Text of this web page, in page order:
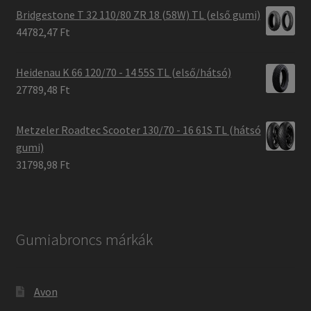
Bridgestone T 32 110/80 ZR 18 (58W) TL (első gumi)
44782,47 Ft
Heidenau K 66 120/70 - 14 55S TL (első/hátsó)
27789,48 Ft
Metzeler Roadtec Scooter 130/70 - 16 61S TL (hátsó
gumi)
31798,98 Ft
Gumiabroncs márkák
Avon